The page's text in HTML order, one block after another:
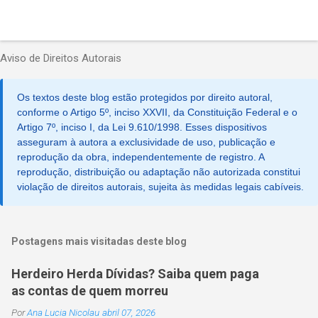
Aviso de Direitos Autorais
Os textos deste blog estão protegidos por direito autoral,
conforme o Artigo 5º, inciso XXVII, da Constituição Federal e o
Artigo 7º, inciso I, da Lei 9.610/1998. Esses dispositivos
asseguram à autora a exclusividade de uso, publicação e
reprodução da obra, independentemente de registro. A
reprodução, distribuição ou adaptação não autorizada constitui
violação de direitos autorais, sujeita às medidas legais cabíveis.
Postagens mais visitadas deste blog
Herdeiro Herda Dívidas? Saiba quem paga
as contas de quem morreu
PorAna Lucia Nicolau abril 07, 2026